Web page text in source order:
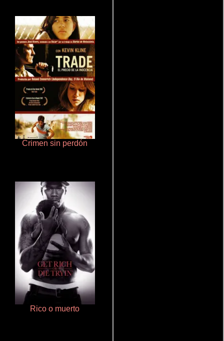
Crimen sin perdón
Rico o muerto